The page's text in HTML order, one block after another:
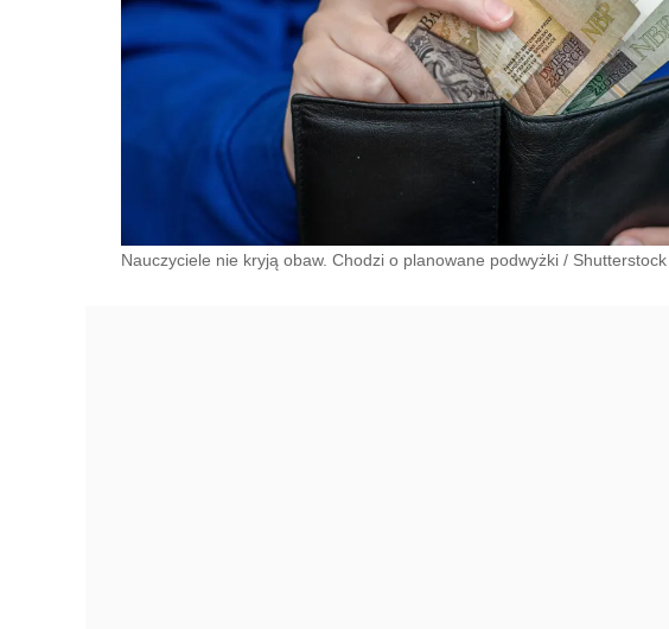
Nauczyciele nie kryją obaw. Chodzi o planowane podwyżki / Shutterstock